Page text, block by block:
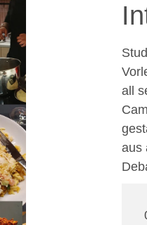
all
aus